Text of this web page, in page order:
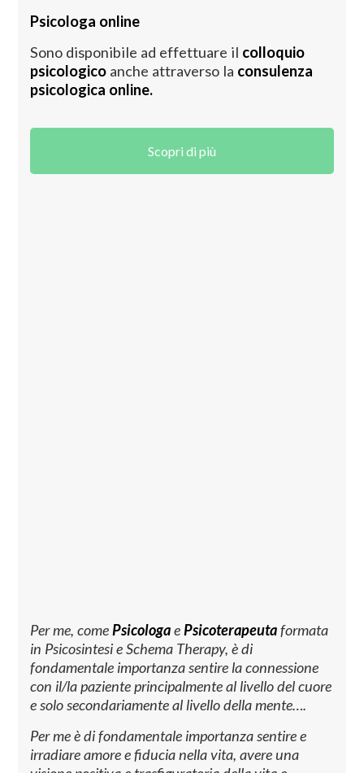
Psicologa online
Sono disponibile ad effettuare il colloquio
psicologicoanche attraverso la consulenza
psicologica online.
Scopri di più
Per me, comePsicologaePsicoterapeutaformata
in Psicosintesi e Schema Therapy, è di
fondamentale importanza sentire la connessione
con il/la paziente principalmente al livello del cuore
e solo secondariamente al livello della mente….
Per me è di fondamentale importanza sentire e
irradiare amore e fiducia nella vita, avere una